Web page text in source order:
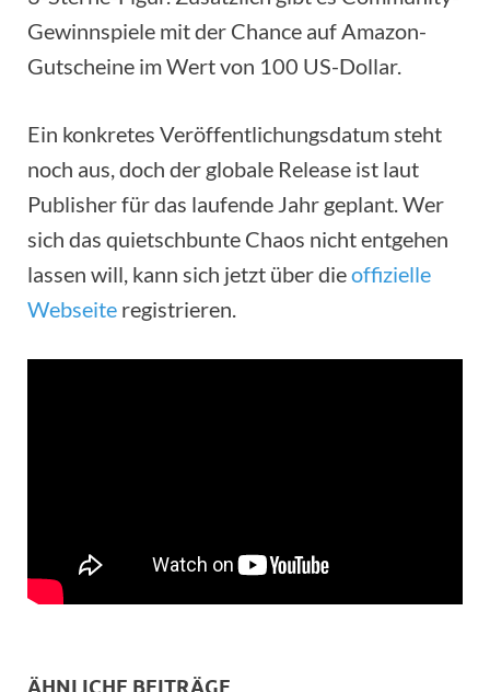
Gewinnspiele mit der Chance auf Amazon-
Gutscheine im Wert von 100 US-Dollar.
Ein konkretes Veröffentlichungsdatum steht
noch aus, doch der globale Release ist laut
Publisher für das laufende Jahr geplant. Wer
sich das quietschbunte Chaos nicht entgehen
lassen will, kann sich jetzt über dieoffizielle
Webseite registrieren.
ÄHNLICHE BEITRÄGE